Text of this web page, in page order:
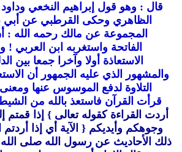
قال : وهو قول إبراهيم النخعي
الظاهري وحكى القرطبي عن أبي
المجموعة عن مالك رحمه الله :
الفاتحة واستغربه ابن العربي !
الاستعاذة أولا وآخرا جمعا بين
والمشهور الذي عليه الجمهور أن
التلاوة لدفع الموسوس عنها
قرأت القرآن فاستعذ بالله من
أردت القراءة كقوله تعالى } إذا قمتم
وجوهكم وأيديكم { الآية أي إذا
ذلك الأحاديث عن رسول الله صلى